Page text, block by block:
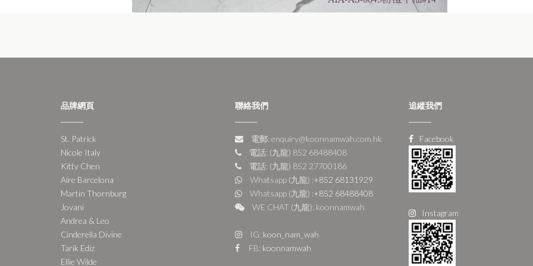
品牌網頁
St. Patrick
Nicole Italy
Kitty Chen
Aire Barcelona
Martin Thornburg
Jovani
Andrea & Leo
Cinderella Divine
Tarik Ediz
Ellie Wilde
聯絡我們
電郵: enquiry@koonnamwah.com.hk
電話: (九龍) 852 68488408
電話: (九龍) 852 27700186
Whatsapp (九龍) :+852 68131929
Whatsapp (九龍) :+852 68488408
WE CHAT (九龍): koonnamwah
IG: koon_nam_wah
FB: koonnamwah
追縱我們
Facebook
Instagram